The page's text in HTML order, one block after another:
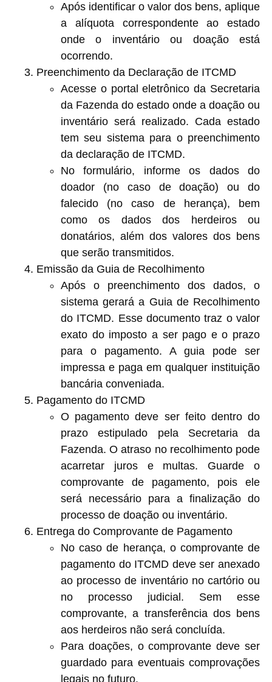
Após identificar o valor dos bens, aplique
a alíquota correspondente ao estado
onde o inventário ou doação está
ocorrendo.
Preenchimento da Declaração de ITCMD
Acesse o portal eletrônico da Secretaria
da Fazenda do estado onde a doação ou
inventário será realizado. Cada estado
tem seu sistema para o preenchimento
da declaração de ITCMD.
No formulário, informe os dados do
doador (no caso de doação) ou do
falecido (no caso de herança), bem
como os dados dos herdeiros ou
donatários, além dos valores dos bens
que serão transmitidos.
Emissão da Guia de Recolhimento
Após o preenchimento dos dados, o
sistema gerará a Guia de Recolhimento
do ITCMD. Esse documento traz o valor
exato do imposto a ser pago e o prazo
para o pagamento. A guia pode ser
impressa e paga em qualquer instituição
bancária conveniada.
Pagamento do ITCMD
O pagamento deve ser feito dentro do
prazo estipulado pela Secretaria da
Fazenda. O atraso no recolhimento pode
acarretar juros e multas. Guarde o
comprovante de pagamento, pois ele
será necessário para a finalização do
processo de doação ou inventário.
Entrega do Comprovante de Pagamento
No caso de herança, o comprovante de
pagamento do ITCMD deve ser anexado
ao processo de inventário no cartório ou
no processo judicial. Sem esse
comprovante, a transferência dos bens
aos herdeiros não será concluída.
Para doações, o comprovante deve ser
guardado para eventuais comprovações
legais no futuro.